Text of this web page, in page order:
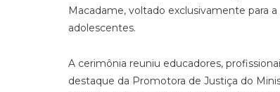
Macadame, voltado exclusivamente para
adolescentes.
A cerimônia reuniu educadores,
destaque da Promotora de Justiça do